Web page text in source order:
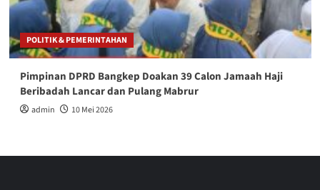
POLITIK & PEMERINTAHAN
Pimpinan DPRD Bangkep Doakan 39 Calon Jamaah Haji
Beribadah Lancar dan Pulang Mabrur
admin 10 Mei 2026